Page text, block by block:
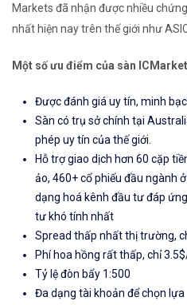
Markets đã nhận được nhiều
nhất hiện nay trên thế giới như
Một số ưu điểm của sàn
Được đánh giá uy tín, minh
Sàn có trụ sở chính tại
phép uy tín của thế giới.
Hỗ trợ giao dịch hơn 60 cặp
ảo, 460+ cổ phiếu đầu ngành
dạng hoá kênh đầu tư đáp
tư khó tính nhất
Spread thấp nhất thị trường,
Phí hoa hồng rất thấp, chỉ
Tỷ lệ đòn bẩy 1:500
Đa dạng tài khoản để chọn lựa